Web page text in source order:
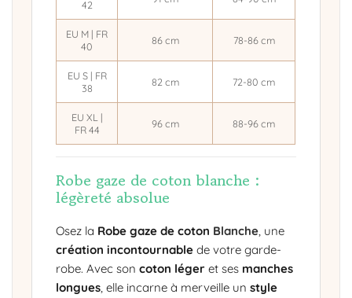
42
EU M | FR
40
86 cm 78-86 cm
EU S | FR
38
82 cm 72-80 cm
EU XL |
FR 44
96 cm 88-96 cm
Robe gaze de coton blanche :
légèreté absolue
Osez la Robe gaze de coton Blanche, une
création incontournable de votre garde-
robe. Avec soncoton léger et ses manches
longues, elle incarne à merveille unstyle